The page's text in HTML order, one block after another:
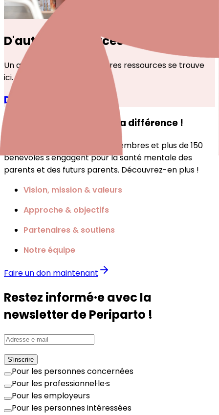
D'autres ressources
Un aperçu de toutes les autres ressources se trouve
ici.
Découvrir plus
Ensemble, nous faisons la différence !
Chez Periparto, plus de 360 membres et plus de 150
bénévoles s'engagent pour la santé mentale des
parents et des futurs parents. Découvrez-en plus !
Vision, mission & valeurs
Approche & objectifs
Partenaires & soutiens
Notre équipe
Faire un don maintenant
Restez informé·e avec la
newsletter de Periparto !
S'inscrire
Pour les personnes concernées
Pour les professionnel·le·s
Pour les employeurs
Pour les personnes intéressées